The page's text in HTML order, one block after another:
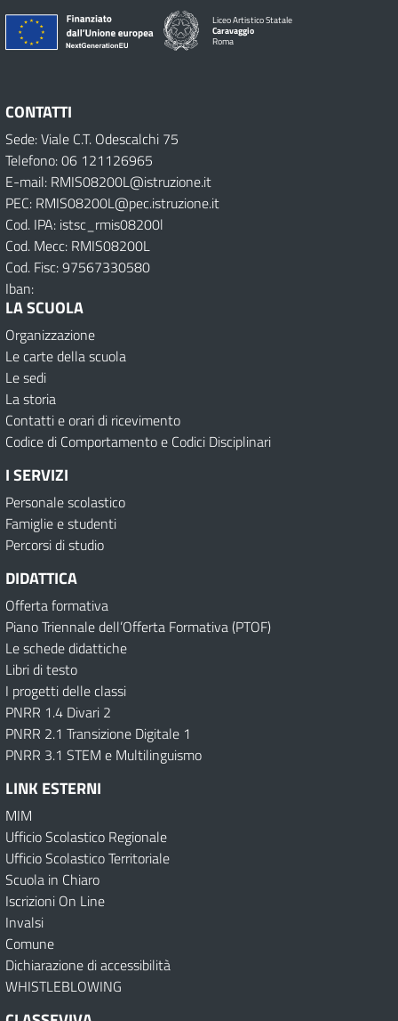
Liceo Artistico Statale
Caravaggio
Roma
CONTATTI
Sede: Viale C.T. Odescalchi 75
Telefono: 06 121126965
E-mail: RMIS08200L@istruzione.it
PEC: RMIS08200L@pec.istruzione.it
Cod. IPA: istsc_rmis08200l
Cod. Mecc: RMIS08200L
Cod. Fisc: 97567330580
Iban:
LA SCUOLA
Organizzazione
Le carte della scuola
Le sedi
La storia
Contatti e orari di ricevimento
Codice di Comportamento e Codici Disciplinari
I SERVIZI
Personale scolastico
Famiglie e studenti
Percorsi di studio
DIDATTICA
Offerta formativa
Piano Triennale dell’Offerta Formativa (PTOF)
Le schede didattiche
Libri di testo
I progetti delle classi
PNRR 1.4 Divari 2
PNRR 2.1 Transizione Digitale 1
PNRR 3.1 STEM e Multilinguismo
LINK ESTERNI
MIM
Ufficio Scolastico Regionale
Ufficio Scolastico Territoriale
Scuola in Chiaro
Iscrizioni On Line
Invalsi
Comune
Dichiarazione di accessibilità
WHISTLEBLOWING